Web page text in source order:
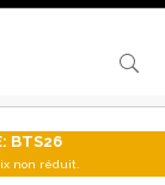
BTS26
non réduit.